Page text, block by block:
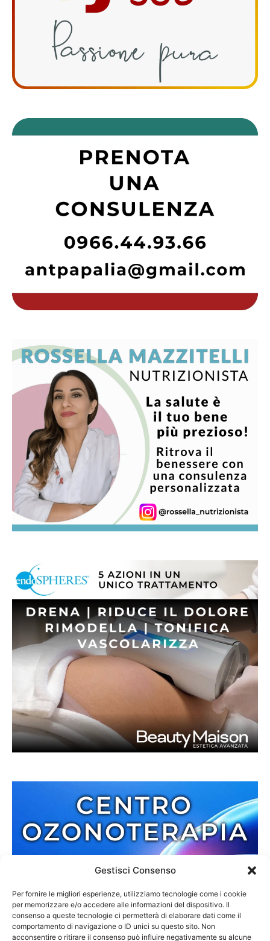
Gestisci Consenso
Per fornire le migliori esperienze, utilizziamo tecnologie come i cookie
per memorizzare e/o accedere alle informazioni del dispositivo. Il
consenso a queste tecnologie ci permetterà di elaborare dati come il
comportamento di navigazione o ID unici su questo sito. Non
acconsentire o ritirare il consenso può influire negativamente su alcune